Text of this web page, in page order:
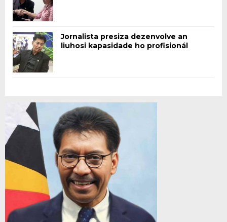
Jornalista presiza dezenvolve an
liuhosi kapasidade ho profisionál